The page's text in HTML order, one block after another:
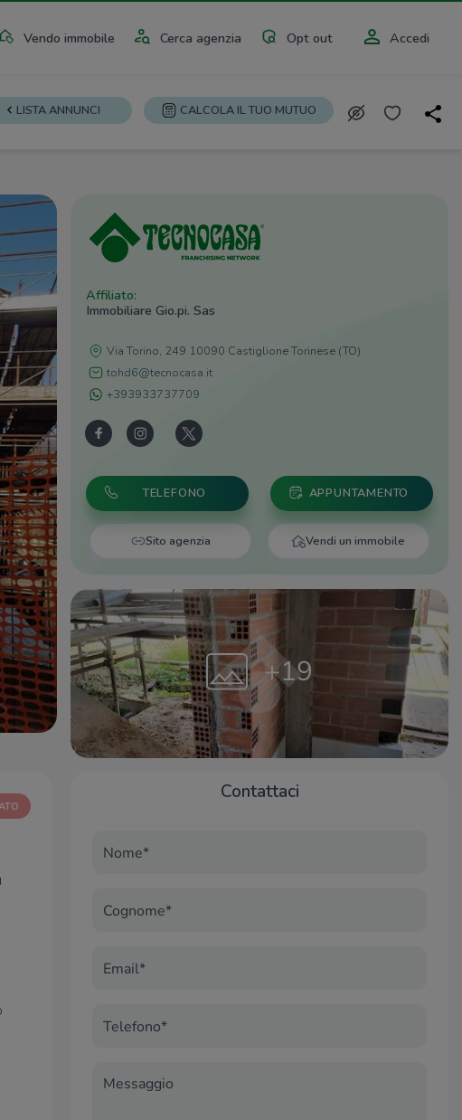
Vendo immobile Cerca agenzia Opt out Accedi
LISTA ANNUNCI CALCOLA IL TUO MUTUO
Affiliato:
Immobiliare Gio.pi. Sas
Via Torino, 249 10090 Castiglione Torinese (TO)
tohd6@tecnocasa.it
+393933737709
TELEFONO APPUNTAMENTO
Sito agenzia Vendi un immobile
+19
Contattaci
Nome*
Cognome*
Email*
Telefono*
Messaggio